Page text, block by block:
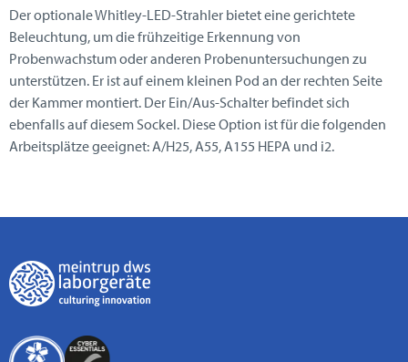
Der optionale Whitley-LED-Strahler bietet eine gerichtete
Beleuchtung, um die frühzeitige Erkennung von
Probenwachstum oder anderen Probenuntersuchungen zu
unterstützen. Er ist auf einem kleinen Pod an der rechten Seite
der Kammer montiert. Der Ein/Aus-Schalter befindet sich
ebenfalls auf diesem Sockel. Diese Option ist für die folgenden
Arbeitsplätze geeignet: A/H25, A55, A155 HEPA und i2.